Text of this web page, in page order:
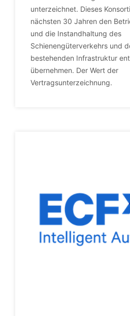
unterzeichnet. Dieses
nächsten 30 Jahren den
und die Instandhaltung des
Schienengüterverkehrs und
bestehenden Infrastruktur
übernehmen. Der Wert der
Vertragsunterzeichnung.